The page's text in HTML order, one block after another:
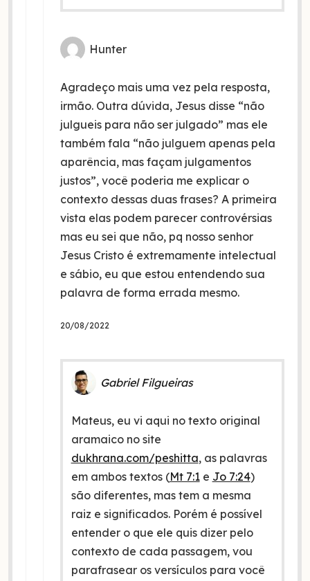
Hunter
Agradeço mais uma vez pela resposta,
irmão. Outra dúvida, Jesus disse “não
julgueis para não ser julgado” mas ele
também fala “não julguem apenas pela
aparência, mas façam julgamentos
justos”, você poderia me explicar o
contexto dessas duas frases? A primeira
vista elas podem parecer controvérsias
mas eu sei que não, pq nosso senhor
Jesus Cristo é extremamente intelectual
e sábio, eu que estou entendendo sua
palavra de forma errada mesmo.
20/08/2022
Gabriel Filgueiras
Mateus, eu vi aqui no texto original
aramaico no site
dukhrana.com/peshitta, as palavras
em ambos textos (Mt 7:1e Jo 7:24)
são diferentes, mas tem a mesma
raiz e significados. Porém é possível
entender o que ele quis dizer pelo
contexto de cada passagem, vou
parafrasear os versículos para você